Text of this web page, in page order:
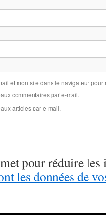
et mon site dans le navigateur
commentaires par e-mail.
articles par e-mail.
pour réduire les
les données de